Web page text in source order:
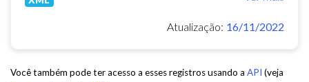
Atualização: 16/11/2022
Você também pode ter acesso a esses registros usando a API (veja